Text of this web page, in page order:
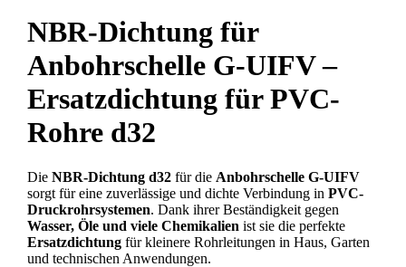
NBR-Dichtung für
Anbohrschelle G-UIFV –
Ersatzdichtung für PVC-
Rohre d32
Die NBR-Dichtung d32 für die Anbohrschelle G-UIFV
sorgt für eine zuverlässige und dichte Verbindung in PVC-
Druckrohrsystemen. Dank ihrer Beständigkeit gegen
Wasser, Öle und viele Chemikalien ist sie die perfekte
Ersatzdichtung für kleinere Rohrleitungen in Haus, Garten
und technischen Anwendungen.